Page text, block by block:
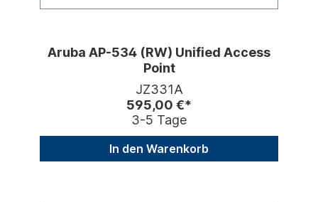
Aruba AP-534 (RW) Unified Access
Point
JZ331A
595,00 €*
3-5 Tage
In den Warenkorb